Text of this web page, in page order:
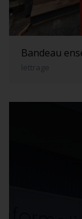
Bandeau
lettrage